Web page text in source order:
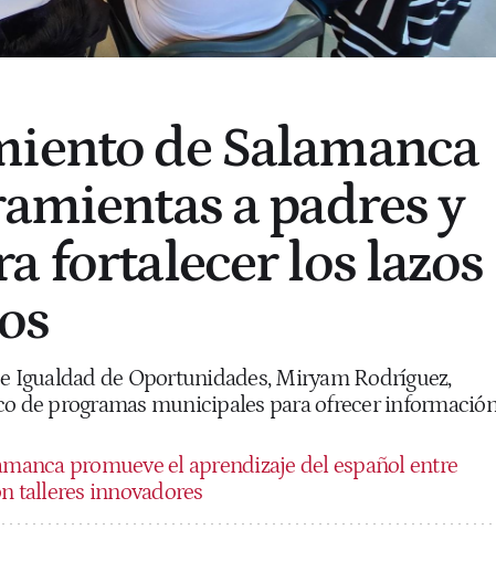
de Salamanca
a padres y
fortalecer los lazos
Igualdad de Oportunidades, Miryam Rodríguez,
de programas municipales para ofrecer
promueve el aprendizaje del español entre
talleres innovadores